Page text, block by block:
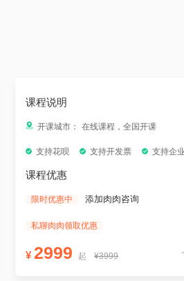
课程说明
开课城市： 在线课程，全国开课
支持花呗 支持开发票 支持企
课程优惠
¥2999 起 ¥3999
限时优惠中 添加肉肉咨询
私聊肉肉领取优惠